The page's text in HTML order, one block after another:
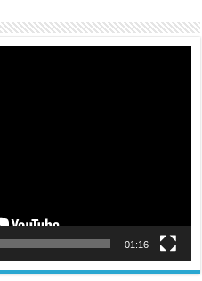
01:16